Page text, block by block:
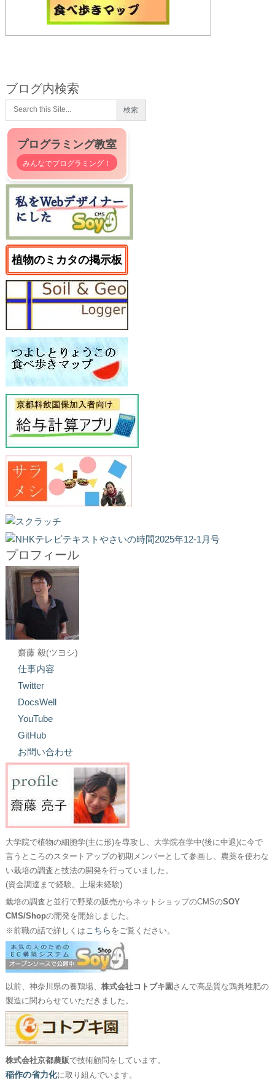
ブログ内検索
プログラミング教室
みんなでプログラミング！
植物のミカタの掲示板
プロフィール
齋藤 毅(ツヨシ)
仕事内容
Twitter
DocsWell
YouTube
GitHub
お問い合わせ
大学院で植物の細胞学(主に形)を専攻し、大学院在学中(後に中退)に今で
言うところのスタートアップの初期メンバーとして参画し、農薬を使わな
い栽培の調査と技法の開発を行っていました。
(資金調達まで経験。上場未経験)
栽培の調査と並行で野菜の販売からネットショップのCMSのSOY
CMS/Shopの開発を開始しました。
※前職の話で詳しくは こちら をご覧ください。
以前、神奈川県の養鶏場、 株式会社コトブキ園 さんで高品質な鶏糞堆肥の
製造に関わらせていただきました。
株式会社京都農販で技術顧問をしています。
稲作の省力化に取り組んでいます。